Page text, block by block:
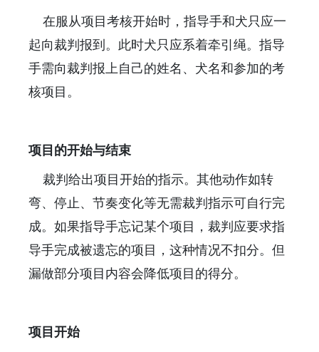
在服从项目考核开始时，指导手和犬只应一
起向裁判报到。此时犬只应系着牵引绳。指导
手需向裁判报上自己的姓名、犬名和参加的考
核项目。
项目的开始与结束
裁判给出项目开始的指示。其他动作如转
弯、停止、节奏变化等无需裁判指示可自行完
成。如果指导手忘记某个项目，裁判应要求指
导手完成被遗忘的项目，这种情况不扣分。但
漏做部分项目内容会降低项目的得分。
项目开始